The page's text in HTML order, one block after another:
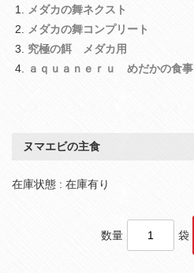
メダカの舞ネクスト
メダカの舞コンプリート
究極の餌 メダカ用
ａｑｕａｎｅｒｕ めだかの食事
ヌマエビの主食
在庫状態 : 在庫有り
数量 袋